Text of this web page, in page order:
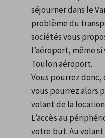
séjourner dans le
problème du
sociétés vous
l’aéroport, même
Toulon aéroport.
Vous pourrez
vous pourrez alors
volant de la
L’accès au
votre but. Au